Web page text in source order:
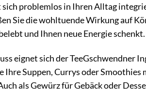
problemlos in Ihren Alltag
Sie die wohltuende Wirkung auf
und Ihnen neue Energie schenkt.
eignet sich der TeeGschwendner
Ihre Suppen, Currys oder
als Gewürz für Gebäck oder